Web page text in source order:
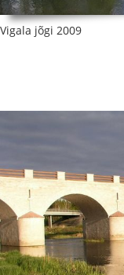
Vigala jõgi 2009